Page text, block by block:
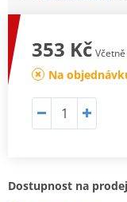
353 Kč Včetně
Na
Dostupnost na